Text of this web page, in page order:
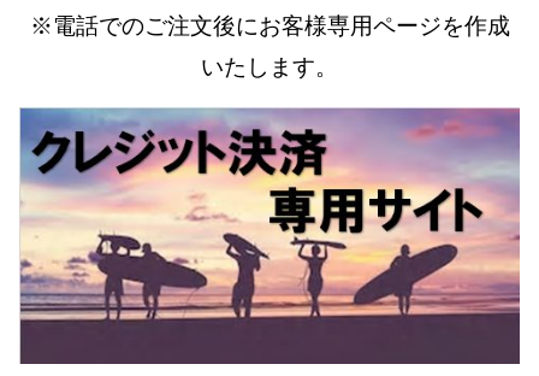
※電話でのご注文後にお客様専用ページを作成
いたします。